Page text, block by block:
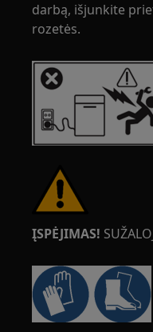
darbą, išjunkite
rozetės.
ĮSPĖJIMAS!